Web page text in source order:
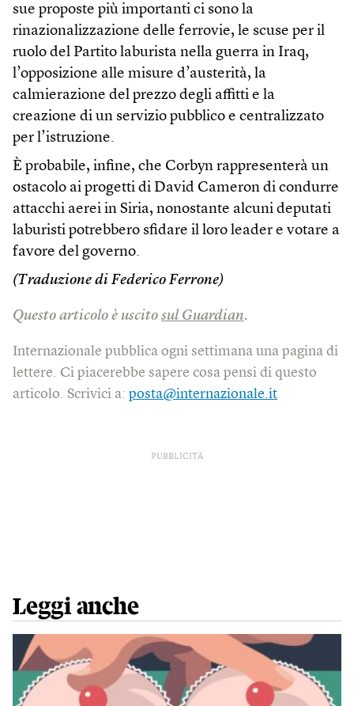
sue proposte più importanti ci sono la
rinazionalizzazione delle ferrovie, le scuse per il
ruolo del Partito laburista nella guerra in Iraq,
l’opposizione alle misure d’austerità, la
calmierazione del prezzo degli affitti e la
creazione di un servizio pubblico e centralizzato
per l’istruzione.
È probabile, infine, che Corbyn rappresenterà un
ostacolo ai progetti di David Cameron di condurre
attacchi aerei in Siria, nonostante alcuni deputati
laburisti potrebbero sfidare il loro leader e votare a
favore del governo.
(Traduzione di Federico Ferrone)
Questo articolo è uscito sul Guardian.
Internazionale pubblica ogni settimana una pagina di
lettere. Ci piacerebbe sapere cosa pensi di questo
articolo. Scrivici a: posta@internazionale.it
PUBBLICITÀ
Leggi anche